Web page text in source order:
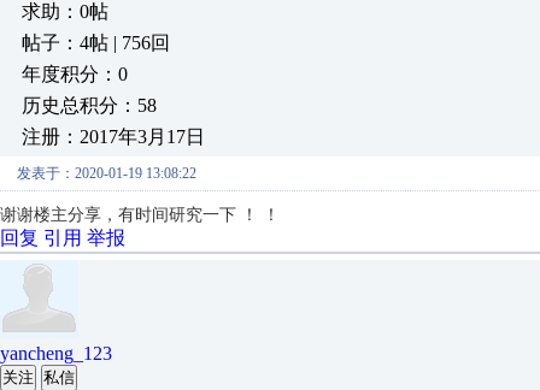
求助：0帖
帖子：4帖 | 756回
年度积分：0
历史总积分：58
注册：2017年3月17日
发表于：2020-01-19 13:08:22
谢谢楼主分享，有时间研究一下 ！ ！
回复 引用 举报
yancheng_123
关注 私信